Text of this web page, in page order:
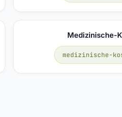
Medizinische-
medizinische-